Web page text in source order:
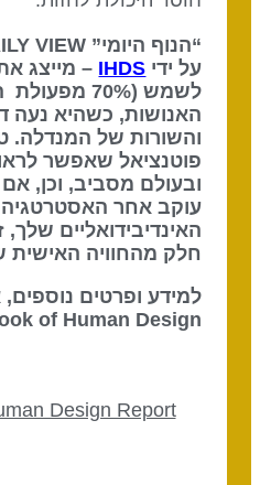
על ידיIHDS – מייצג
לשמש (70%
האנושות, כשהיא נעה
והשורות של המנדלה.
פוטנציאל שאפשר
ובעולם מסביב, וכן, אם
עוקב אחר האסטרטגיה
האינדיבידואליים שלך,
חלק מהחוויה האישית
למידע ופרטים נוספים,
of Human Design
Design Report